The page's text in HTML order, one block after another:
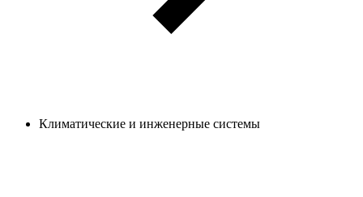
Климатические и инженерные системы